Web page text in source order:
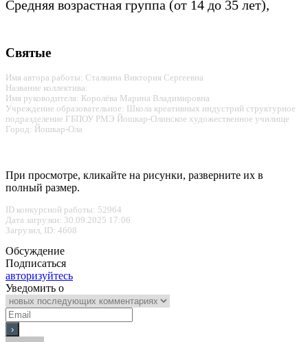
Средняя возрастная группа (от 14 до 35 лет),
Святые
Имя автора работы: Сталкина Виктория Сергеевна
Название коллектива:
Имя руководителя: Королёва Марина Владимировна
Учреждение образовательное: Школа креативных индустрий структурное
подразделение ГБПОУ РМЭ Йошкар-Олинское художественное училище
Город: Йошкар-Ола
При просмотре, кликайте на рисунки, разверните их в
полный размер.
ID конкурсной работы: 52964
Дата загрузки: 30.09.2025 17:06
Загрузил, ID: 4608
Обсуждение
Подписаться
авторизуйтесь
Уведомить о